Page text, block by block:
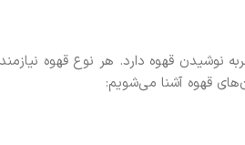
نوشیدن قهوه دارد. هر نوع قهوه
قهوه آشنا می‌شویم: